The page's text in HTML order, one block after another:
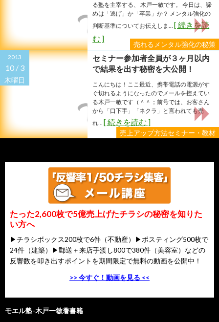
売れるメンタル強化の秘策
る塾を主宰する、 木戸一敏です。 今日は、諦
めは「逃げ」か「卒業」か？ メンタル強化の
判断基準についてお伝えしま... [ 続きを読
む ]
2013
10 / 3
木曜日
売上アップ方法セミナー・教材
セミナー参加者全員が３ヶ月以内
で結果を出す秘密を大公開！
こんにちは！ここ最近、携帯電話の電源がす
ぐ切れるようになったのでメールを控えてい
る木戸一敏です（＾＾；前号では、お客さん
から「口下手」「ネクラ」と言われても売
れ... [ 続きを読む ]
たった2,600枚で5億売上げたチラシの秘密を知りた
い方へ
▶チラシボックス200枚で6件（不動産）▶ポスティング500枚で
24件（建築）▶郵送＋来店手渡し800で380件（美容室）などの
反響数を叩き出すポイントを期間限定で無料の動画を公開中！
>> 今すぐ！動画を見る <<
モエル塾-木戸一敏著書籍